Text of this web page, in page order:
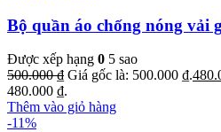
Bộ quần áo chống nóng vải
Được xếp hạng 0 5 sao
500.000₫ Giá gốc là: 500.000 ₫.
480.000 ₫.
Thêm vào giỏ hàng
-11%